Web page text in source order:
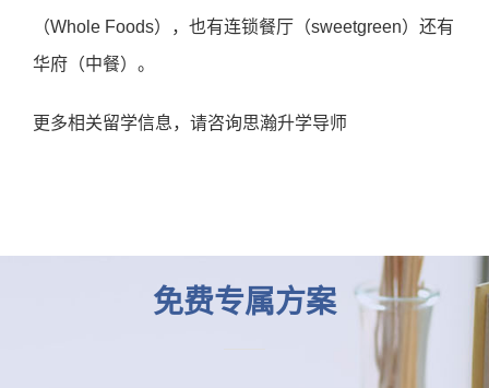
（Whole Foods），也有连锁餐厅（sweetgreen）还有
华府（中餐）。
更多相关留学信息，请咨询思瀚升学导师
免费专属方案